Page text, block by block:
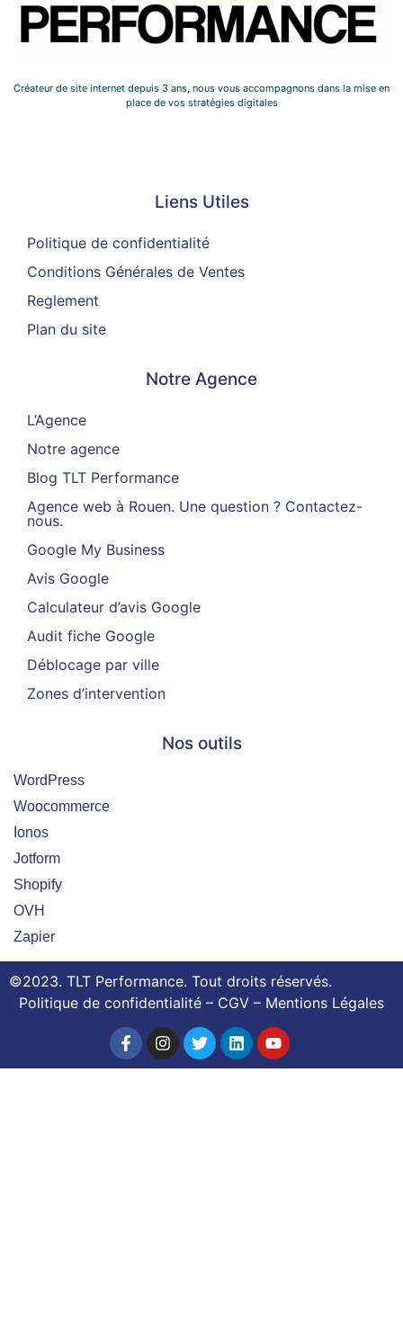
Créateur de site internet depuis 3 ans, nous vous accompagnons dans la mise en
place de vos stratégies digitales
Liens Utiles
Politique de confidentialité
Conditions Générales de Ventes
Reglement
Plan du site
Notre Agence
L’Agence
Notre agence
Blog TLT Performance
Agence web à Rouen. Une question ? Contactez-
nous.
Google My Business
Avis Google
Calculateur d’avis Google
Audit fiche Google
Déblocage par ville
Zones d’intervention
Nos outils
WordPress
Woocommerce
Ionos
Jotform
Shopify
OVH
Zapier
©2023. TLT Performance. Tout droits réservés.
Politique de confidentialité – CGV – Mentions Légales